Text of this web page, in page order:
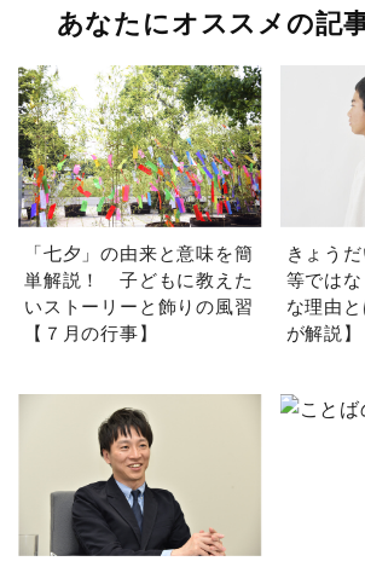
あなたにオススメの記
「七夕」の由来と意味を簡
単解説！ 子どもに教えた
いストーリーと飾りの風習
【７月の行事】
きょう
等では
な理由
が解説】